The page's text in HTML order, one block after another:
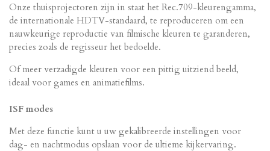
Onze thuisprojectoren zijn in staat het Rec.709-kleurengamma,
de internationale HDTV-standaard, te reproduceren om een ​​
nauwkeurige reproductie van filmische kleuren te garanderen,
precies zoals de regisseur het bedoelde.
Of meer verzadigde kleuren voor een pittig uitziend beeld,
ideaal voor games en animatiefilms.
ISF modes
Met deze functie kunt u uw gekalibreerde instellingen voor
dag- en nachtmodus opslaan voor de ultieme kijkervaring.